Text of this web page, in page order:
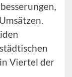
Viertel der